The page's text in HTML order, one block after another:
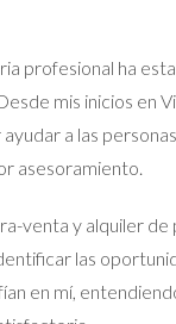
profesional ha
mis inicios en
a las
asesoramiento.
venta y alquiler de
las
en mí,